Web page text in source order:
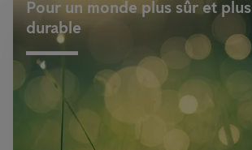
Pour un monde plus sûr et plus
durable